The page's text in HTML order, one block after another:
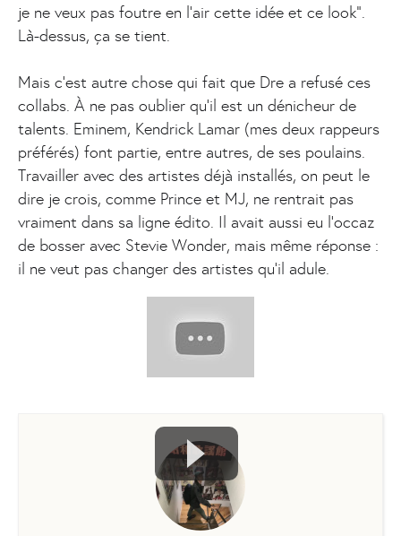
je ne veux pas foutre en l'air cette idée et ce look”.
Là-dessus, ça se tient.
Mais c’est autre chose qui fait que Dre a refusé ces
collabs. À ne pas oublier qu'il est un dénicheur de
talents. Eminem, Kendrick Lamar (mes deux rappeurs
préférés) font partie, entre autres, de ses poulains.
Travailler avec des artistes déjà installés, on peut le
dire je crois, comme Prince et MJ, ne rentrait pas
vraiment dans sa ligne édito. Il avait aussi eu l’occaz
de bosser avec Stevie Wonder, mais même réponse :
il ne veut pas changer des artistes qu’il adule.